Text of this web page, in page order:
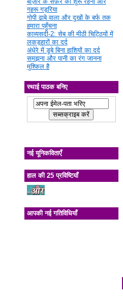
गहरू गड़रिया
गोपी ढाबे वाला और दुखों के बर्फ तक
हमारा पहुँचना
काव्यसदी-2: सेब की मीठी चिट्ठियों में
लकड़हारों का दर्द
अंधेरे में डूबे बिना हाशियों का दर्द
समझना और पानी का रंग जानना
मुश्किल है
स्थाई पाठक बनिए
नई यूनिकविताएँ
हाल की 25 प्रविष्टियाँ
आपकी नई गतिविधियाँ